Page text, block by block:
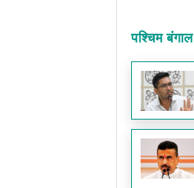
पश्चिम बंगाल